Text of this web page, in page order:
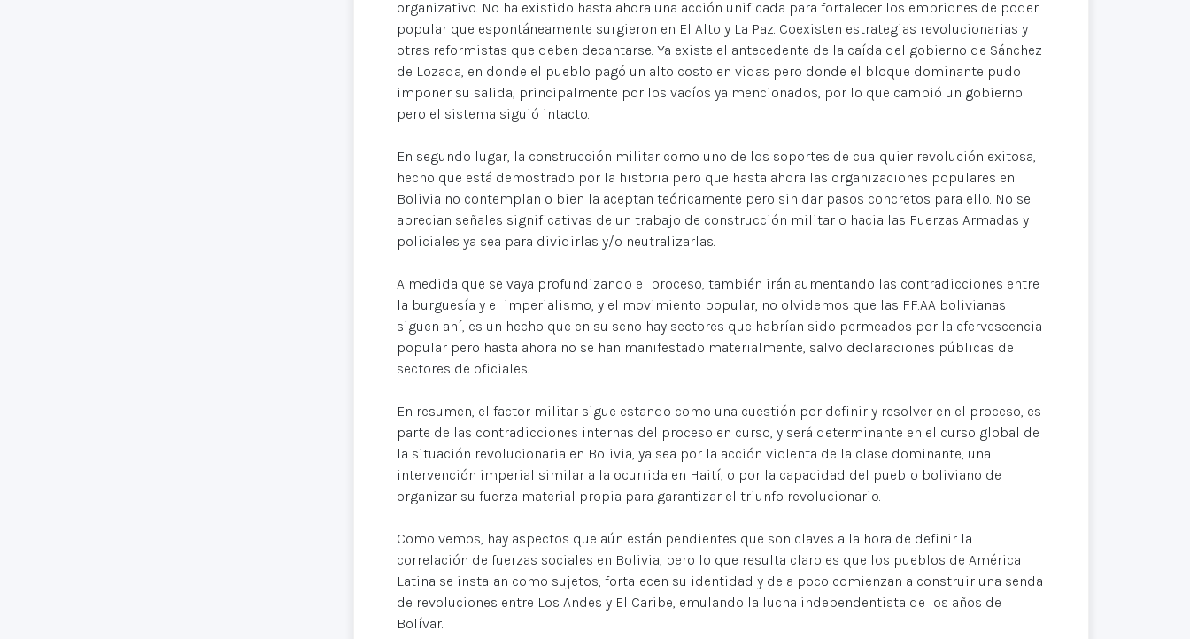
organizativo. No ha existido hasta ahora una acción unificada para fortalecer los embriones de poder
popular que espontáneamente surgieron en El Alto y La Paz. Coexisten estrategias revolucionarias y
otras reformistas que deben decantarse. Ya existe el antecedente de la caída del gobierno de Sánchez
de Lozada, en donde el pueblo pagó un alto costo en vidas pero donde el bloque dominante pudo
imponer su salida, principalmente por los vacíos ya mencionados, por lo que cambió un gobierno
pero el sistema siguió intacto.
En segundo lugar, la construcción militar como uno de los soportes de cualquier revolución exitosa,
hecho que está demostrado por la historia pero que hasta ahora las organizaciones populares en
Bolivia no contemplan o bien la aceptan teóricamente pero sin dar pasos concretos para ello. No se
aprecian señales significativas de un trabajo de construcción militar o hacia las Fuerzas Armadas y
policiales ya sea para dividirlas y/o neutralizarlas.
A medida que se vaya profundizando el proceso, también irán aumentando las contradicciones entre
la burguesía y el imperialismo, y el movimiento popular, no olvidemos que las FF.AA bolivianas
siguen ahí, es un hecho que en su seno hay sectores que habrían sido permeados por la efervescencia
popular pero hasta ahora no se han manifestado materialmente, salvo declaraciones públicas de
sectores de oficiales.
En resumen, el factor militar sigue estando como una cuestión por definir y resolver en el proceso, es
parte de las contradicciones internas del proceso en curso, y será determinante en el curso global de
la situación revolucionaria en Bolivia, ya sea por la acción violenta de la clase dominante, una
intervención imperial similar a la ocurrida en Haití, o por la capacidad del pueblo boliviano de
organizar su fuerza material propia para garantizar el triunfo revolucionario.
Como vemos, hay aspectos que aún están pendientes que son claves a la hora de definir la
correlación de fuerzas sociales en Bolivia, pero lo que resulta claro es que los pueblos de América
Latina se instalan como sujetos, fortalecen su identidad y de a poco comienzan a construir una senda
de revoluciones entre Los Andes y El Caribe, emulando la lucha independentista de los años de
Bolívar.